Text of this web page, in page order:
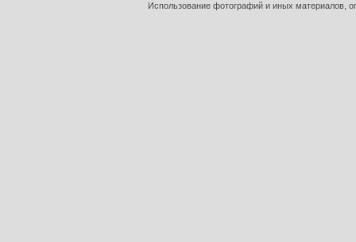
Использование фотографий и иных материалов,